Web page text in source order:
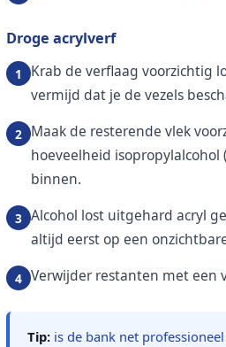
Droge acrylverf
Krab de verflaag voorzichtig
vermijd dat je de vezels
Maak de resterende vlek
hoeveelheid
binnen.
Alcohol lost uitgehard acryl
altijd eerst op een
Verwijder restanten met een
Tip: is de bank net